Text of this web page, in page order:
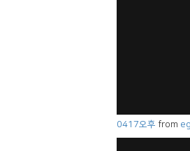
0417오후 from